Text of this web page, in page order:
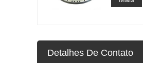
Detalhes De Contato